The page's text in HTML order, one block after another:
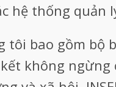
hệ thống quản
tôi bao gồm bộ
không ngừng